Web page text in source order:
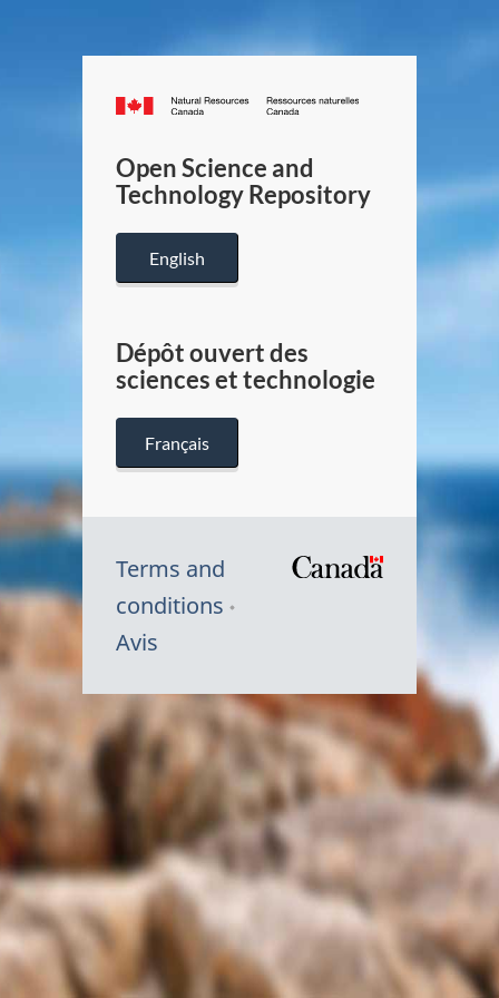
Canada.ca
/
Canada
Open Science and
Technology Repository
English
Dépôt ouvert des
sciences et technologie
Français
Terms and
conditions
Avis
Symbole
du
Canada